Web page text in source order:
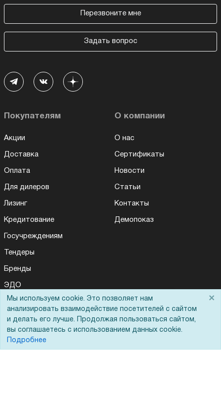
Перезвоните мне
Задать вопрос
Покупателям
Акции
Доставка
Оплата
Для дилеров
Лизинг
Кредитование
Госучреждениям
Тендеры
Бренды
ЭДО
О компании
О нас
Сертификаты
Новости
Статьи
Контакты
Демопоказ
Помощь
Вопрос-ответ
Мы используем cookie. Это позволяет нам
анализировать взаимодействие посетителей с сайтом
и делать его лучше. Продолжая пользоваться сайтом,
вы соглашаетесь с использованием данных cookie.
Подробнее
×
Для Вас доступно эксклюзивное приложение при
заказе этого товара
Получить скидку Не показывать